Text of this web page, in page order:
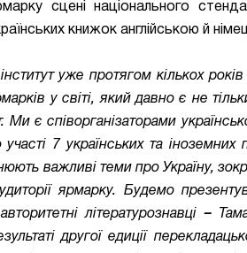
сцені національного
книжок англійською й
уже протягом кількох
у світі, який давно є не
Ми є співорганізаторами
участі 7 українських та
важливі теми про Україну,
ярмарку. Будемо
літературознавці–
другої едиції